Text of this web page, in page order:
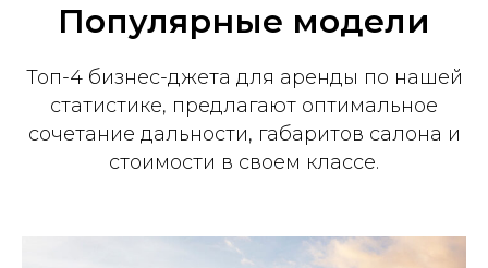
Популярные модели
Топ-4 бизнес-джета для аренды по нашей
статистике, предлагают оптимальное
сочетание дальности, габаритов салона и
стоимости в своем классе.